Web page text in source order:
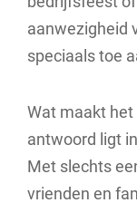
aanwezigheid
speciaals toe
Wat maakt
antwoord ligt
Met slechts
vrienden en